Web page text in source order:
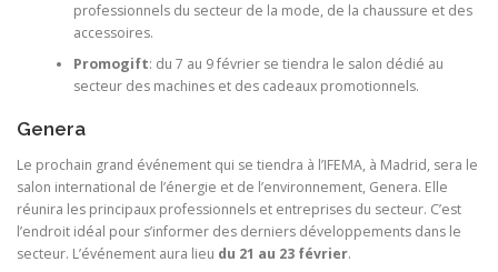
professionnels du secteur de la mode, de la chaussure et des
accessoires.
Promogift: du 7 au 9 février se tiendra le salon dédié au
secteur des machines et des cadeaux promotionnels.
Genera
Le prochain grand événement qui se tiendra à l’IFEMA, à Madrid, sera le
salon international de l’énergie et de l’environnement, Genera. Elle
réunira les principaux professionnels et entreprises du secteur. C’est
l’endroit idéal pour s’informer des derniers développements dans le
secteur. L’événement aura lieu du 21 au 23 février.